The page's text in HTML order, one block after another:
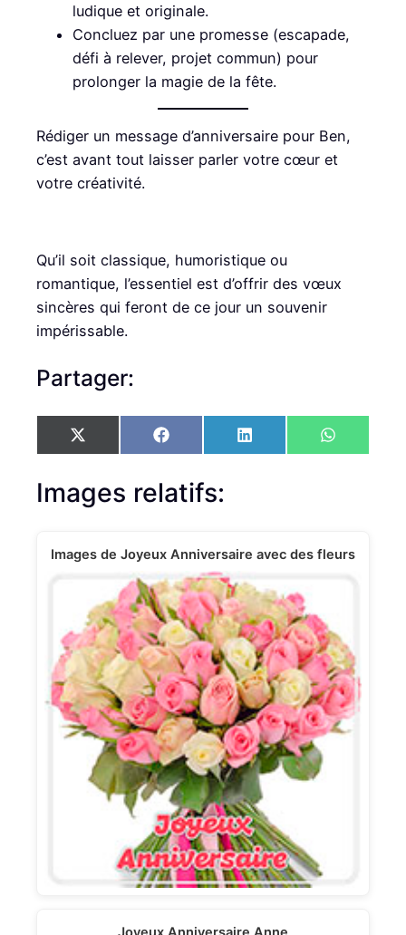
ludique et originale.
Concluez par une promesse (escapade,
défi à relever, projet commun) pour
prolonger la magie de la fête.
Rédiger un message d’anniversaire pour Ben,
c’est avant tout laisser parler votre cœur et
votre créativité.
Qu’il soit classique, humoristique ou
romantique, l’essentiel est d’offrir des vœux
sincères qui feront de ce jour un souvenir
impérissable.
Partager:
S
h
r
e
o
X
(
w
i
t
r
S
h
r
e
F
a
e
b
S
h
L
i
S
h
W
h
Images relatifs:
Images de Joyeux Anniversaire avec des fleurs